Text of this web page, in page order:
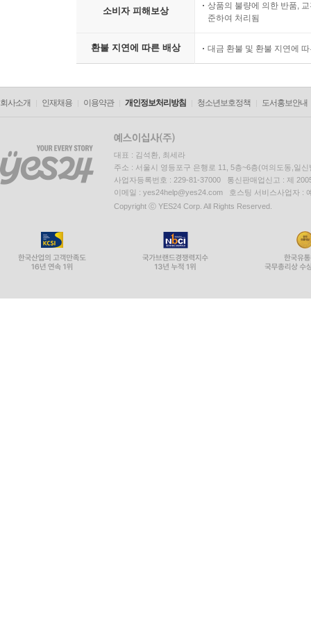
소비자 피해보상
상품의 불량에 의한 반품,
준하여 처리됨
환불 지연에 따른 배상 대금 환불 및 환불 지연에
회사소개 인재채용 이용약관 개인정보처리방침 청소년보호정책 도서홍보안내
대표 : 김석환, 최세라
주소 : 서울시 영등포구 은행로 11, 5층~6층(여의도동,일신
사업자등록번호 : 229-81-37000 통신판매업신고 : 제
이메일 : yes24help@yes24.com 호스팅 서비스사업자 :
Copyright ⓒ YES24 Corp. All Rights Reserved.